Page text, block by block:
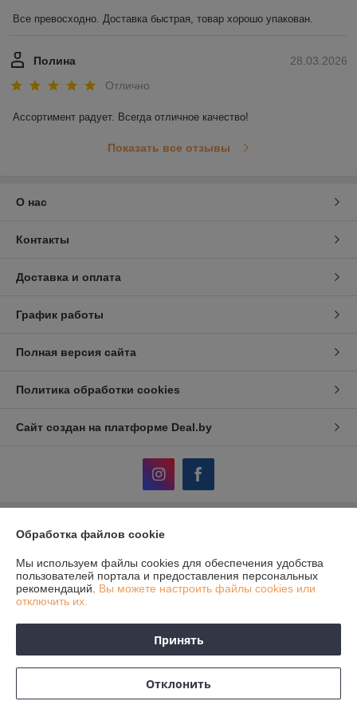
Все превосходно. Доставка быстрая, товар хорошо упакован.
28.03.2026
Полина
Отлично
Ассортимент радует. Всегда отличное качество!
Показать все отзывы
О нас
Контакты
Доставка и оплата
График работы
Полная версия сайта
Политика обработки cookies
Сайт создан на платформе Deal.by
Информация для покупателя
Юридическое лицо:ЧТУП «АвтоДСтехно»
г. Минск, ул. Тимирязева, 10-211
Регистрационный номер ЕГР: 690849380
УНП: 690849380
Регистрационный орган: Исполком Дзержинского района
Дата регистрации компании: 05.12.2012
Местонахождение книги жалоб и предложений: Тимирязева, 10
Обработка файлов cookie
Мы используем файлы cookies для обеспечения удобства
пользователей портала и предоставления персональных
рекомендаций. Вы можете настроить файлы cookies или
отключить их.
Принять
Отклонить